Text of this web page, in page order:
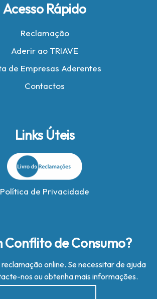
Acesso Rápido
Reclamação
Aderir ao TRIAVE
de Empresas Aderentes
Contactos
Links Úteis
Política de Privacidade
Conflito de Consumo?
online. Se necessitar de ajuda
nos ou obtenha mais informações.